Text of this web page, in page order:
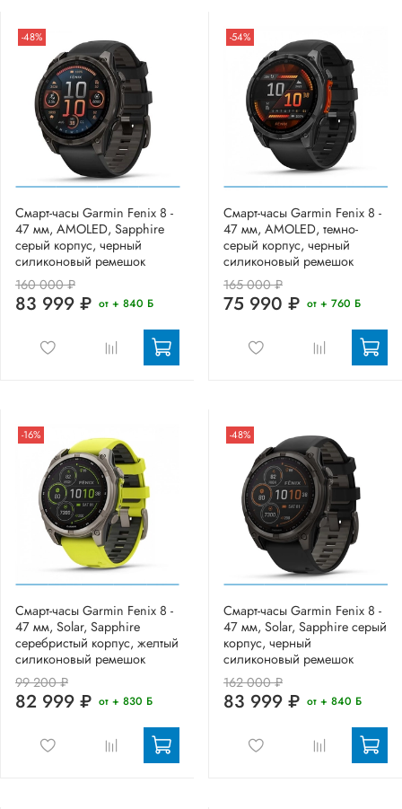
-48%
Смарт-часы Garmin Fenix 8 -
47 мм, AMOLED, Sapphire
серый корпус, черный
силиконовый ремешок
160 000 ₽
83 999 ₽ от + 840 Б
-54%
Смарт-часы Garmin Fenix 8 -
47 мм, AMOLED, темно-
серый корпус, черный
силиконовый ремешок
165 000 ₽
75 990 ₽ от + 760 Б
-16%
Смарт-часы Garmin Fenix 8 -
47 мм, Solar, Sapphire
серебристый корпус, желтый
силиконовый ремешок
99 200 ₽
82 999 ₽ от + 830 Б
-48%
Смарт-часы Garmin Fenix 8 -
47 мм, Solar, Sapphire серый
корпус, черный
силиконовый ремешок
162 000 ₽
83 999 ₽ от + 840 Б